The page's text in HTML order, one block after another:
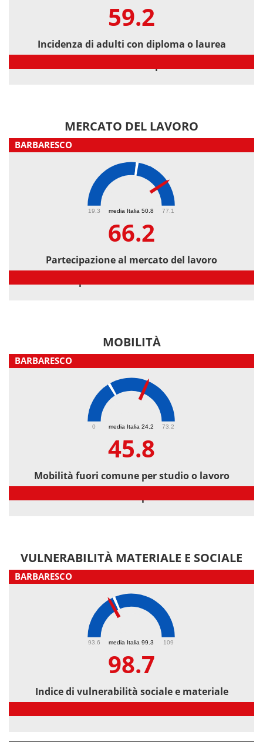
59.2
Incidenza di adulti con diploma o laurea
MERCATO DEL LAVORO
BARBARESCO
media Italia 50.8
19.3 77.1
66.2
Partecipazione al mercato del lavoro
MOBILITÀ
BARBARESCO
media Italia 24.2
0 73.2
45.8
Mobilità fuori comune per studio o lavoro
VULNERABILITÀ MATERIALE E SOCIALE
BARBARESCO
media Italia 99.3
93.6 109
98.7
Indice di vulnerabilità sociale e materiale